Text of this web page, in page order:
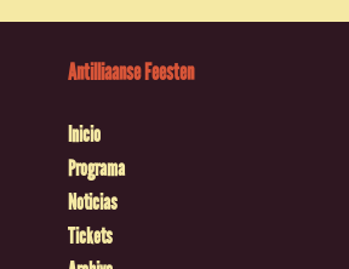
Antilliaanse Feesten
Inicio
Programa
Noticias
Tickets